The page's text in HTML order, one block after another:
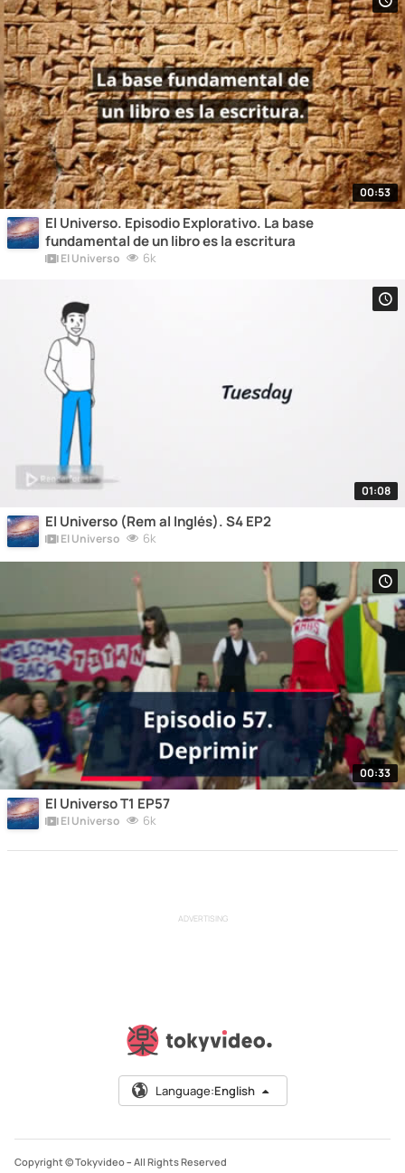
00:53
El Universo. Episodio Explorativo. La base
fundamental de un libro es la escritura
El Universo 6k
01:08
El Universo (Rem al Inglés). S4 EP2
El Universo 6k
00:33
El Universo T1 EP57
El Universo 6k
ADVERTISING
Language:English
Copyright © Tokyvideo – All Rights Reserved